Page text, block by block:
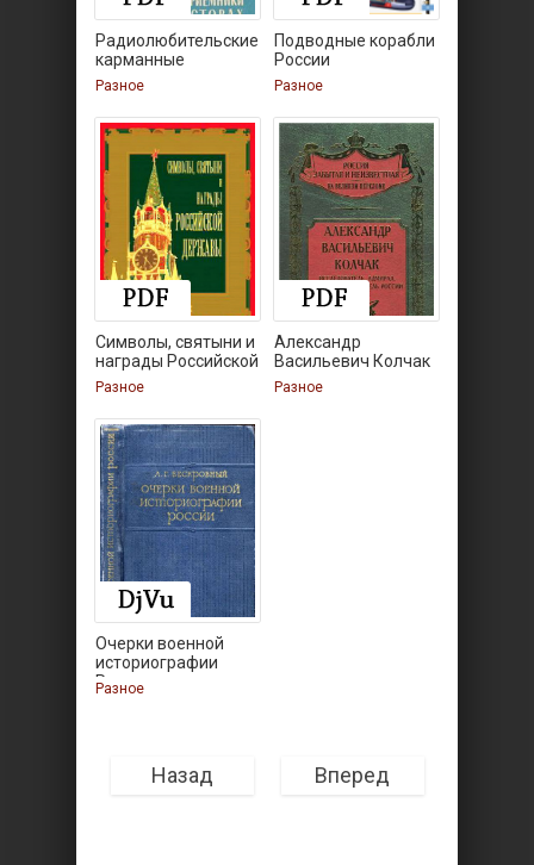
Радиолюбительские
карманные
приемники
Разное
Подводные корабли
России
Разное
Символы, святыни и
награды Российской
Разное
Александр
Васильевич Колчак
Разное
Очерки военной
историографии
России
Разное
Назад Вперед